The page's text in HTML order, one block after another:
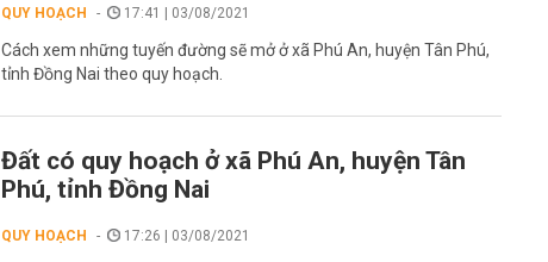
QUY HOẠCH 17:41 | 03/08/2021
Cách xem những tuyến đường sẽ mở ở xã Phú An, huyện Tân Phú,
tỉnh Đồng Nai theo quy hoạch.
Đất có quy hoạch ở xã Phú An, huyện Tân
Phú, tỉnh Đồng Nai
QUY HOẠCH 17:26 | 03/08/2021